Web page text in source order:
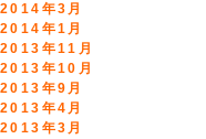
2014年3月
2014年1月
2013年11月
2013年10月
2013年9月
2013年4月
2013年3月